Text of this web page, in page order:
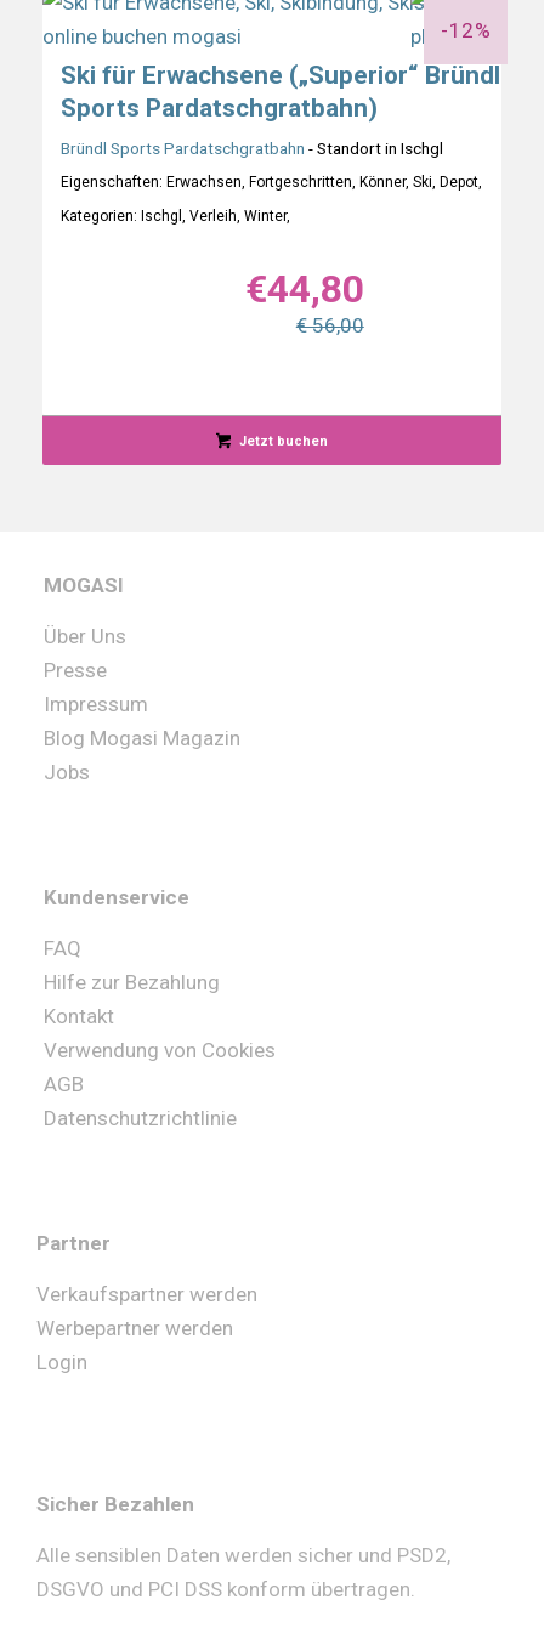
-12%
Ski für Erwachsene („Superior“ Bründl
Sports Pardatschgratbahn)
Bründl Sports Pardatschgratbahn - Standort in Ischgl
Eigenschaften: Erwachsen, Fortgeschritten, Könner, Ski, Depot,
Kategorien: Ischgl, Verleih, Winter,
€44,80
€ 56,00
Jetzt buchen
MOGASI
Über Uns
Presse
Impressum
Blog Mogasi Magazin
Jobs
Kundenservice
FAQ
Hilfe zur Bezahlung
Kontakt
Verwendung von Cookies
AGB
Datenschutzrichtlinie
Partner
Verkaufspartner werden
Werbepartner werden
Login
Sicher Bezahlen
Alle sensiblen Daten werden sicher und PSD2,
DSGVO und PCI DSS konform übertragen.